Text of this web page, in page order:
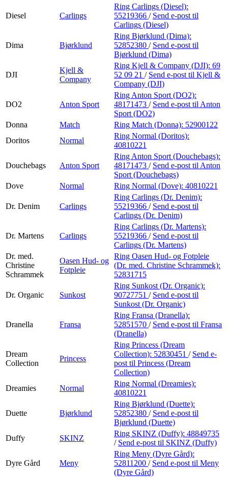
Diesel Carlings
Ring Carlings (Diesel):
55219366 / Send e-post til
Carlings (Diesel)
Dima Bjørklund
Ring Bjørklund (Dima):
52852380 / Send e-post til
Bjørklund (Dima)
DJI
Kjell &
Company
Ring Kjell & Company (DJI): 69
52 09 21 / Send e-post til Kjell &
Company (DJI)
DO2 Anton Sport
Ring Anton Sport (DO2):
48171473 / Send e-post til Anton
Sport (DO2)
Donna
Match Ring Match (Donna): 52900122
Doritos
Normal
Ring Normal (Doritos):
40810221
Douchebags Anton Sport
Ring Anton Sport (Douchebags):
48171473 / Send e-post til Anton
Sport (Douchebags)
Dove
Normal Ring Normal (Dove): 40810221
Dr. Denim Carlings
Ring Carlings (Dr. Denim):
55219366 / Send e-post til
Carlings (Dr. Denim)
Dr. Martens Carlings
Ring Carlings (Dr. Martens):
55219366 / Send e-post til
Carlings (Dr. Martens)
Dr. med.
Christine
Schrammek
Oasen Hud- og
Fotpleie
Ring Oasen Hud- og Fotpleie
(Dr. med. Christine Schrammek):
52831715
Dr. Organic Sunkost
Ring Sunkost (Dr. Organic):
90727751 / Send e-post til
Sunkost (Dr. Organic)
Dranella Fransa
Ring Fransa (Dranella):
52851570 / Send e-post til Fransa
(Dranella)
Dream
Collection
Princess
Ring Princess (Dream
Collection): 52830451 / Send e-
post til Princess (Dream
Collection)
Dreamies
Normal
Ring Normal (Dreamies):
40810221
Duette Bjørklund
Ring Bjørklund (Duette):
52852380 / Send e-post til
Bjørklund (Duette)
Duffy
SKINZ
Ring SKINZ (Duffy): 48849735
/ Send e-post til SKINZ (Duffy)
Dyre Gård Meny
Ring Meny (Dyre Gård):
52811200 / Send e-post til Meny
(Dyre Gård)